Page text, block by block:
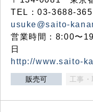
TEL：03-3688-
usuke@saito-
営業時間：8:00〜
日
http://www.saito-
販売可 工事